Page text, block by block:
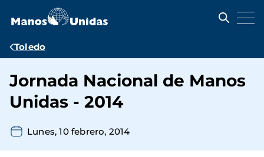
contenido
Ruta
navegación
Toledo
Jornada Nacional de Manos
Unidas - 2014
Lunes, 10 febrero, 2014